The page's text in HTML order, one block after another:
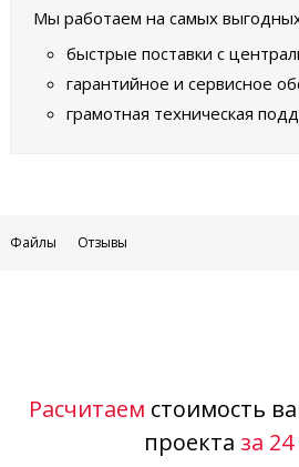
Мы работаем на самых
быстрые поставки с
гарантийное и сервисное
грамотная техническая
Файлы Отзывы
Расчитаем стоимость
проекта за